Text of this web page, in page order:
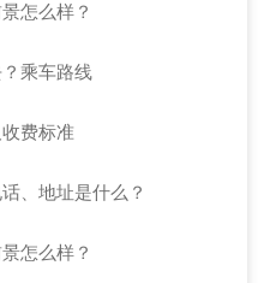
怎么样？
乘车路线
费标准
、地址是什么？
怎么样？